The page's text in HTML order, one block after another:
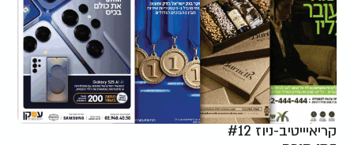
קריאיייטיב-ניוז #12